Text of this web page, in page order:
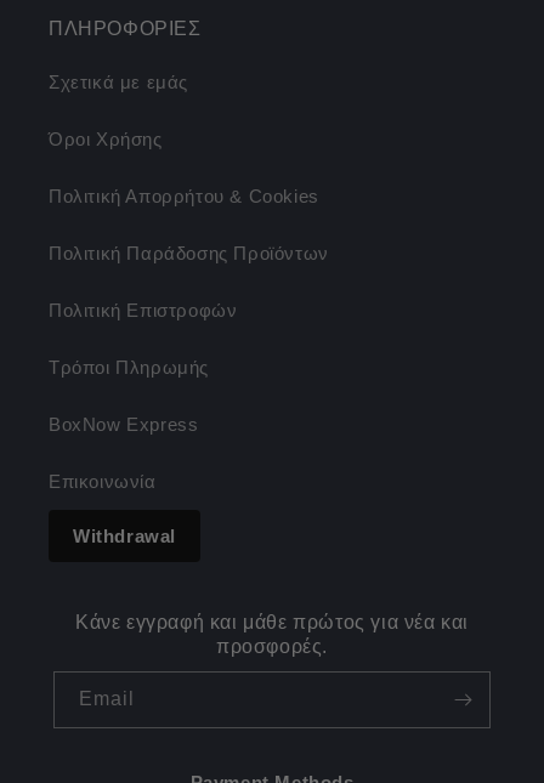
ΠΛΗΡΟΦΟΡΙΕΣ
Σχετικά με εμάς
Όροι Χρήσης
Πολιτική Απορρήτου & Cookies
Πολιτική Παράδοσης Προϊόντων
Πολιτική Επιστροφών
Τρόποι Πληρωμής
BoxNow Express
Επικοινωνία
Withdrawal
Κάνε εγγραφή και μάθε πρώτος για νέα και
προσφορές.
Email